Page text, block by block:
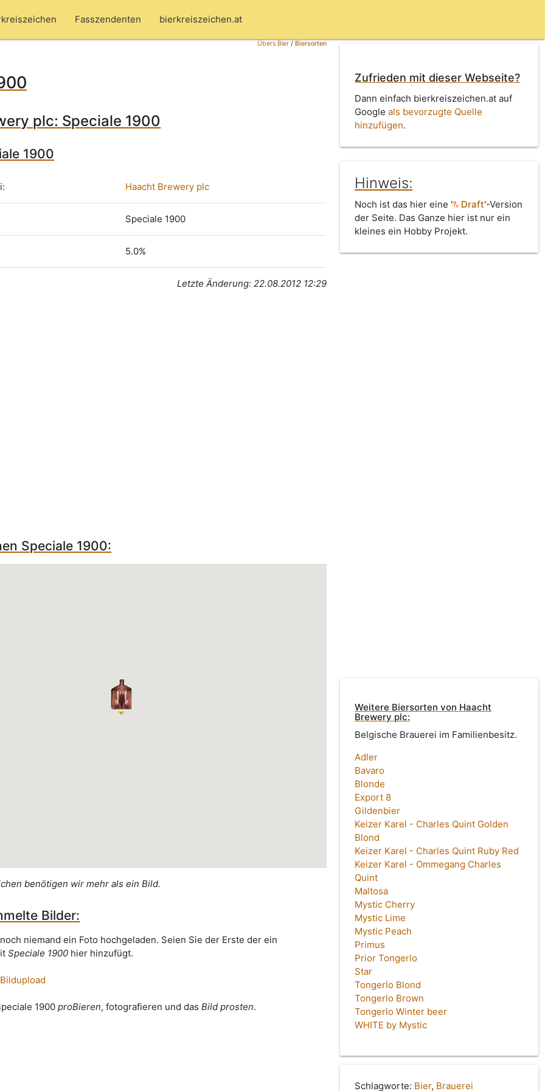
Fasszendenten bierkreiszeichen.at
Übers Bier/Biersorten
plc: Speciale 1900
1900
Haacht Brewery plc
Speciale 1900
5.0%
Letzte Änderung: 22.08.2012 12:29
Zufrieden mit dieser Webseite?
Dann einfach bierkreiszeichen.at auf
Googleals bevorzugte Quelle
hinzufügen.
Hinweis:
Noch ist das hier eine ' Draft'-Version
der Seite. Das Ganze hier ist nur ein
kleines ein Hobby Projekt.
Speciale 1900:
benötigen wir mehr als ein Bild.
Bilder:
niemand ein Foto hochgeladen. Seien Sie der Erste der ein
Speciale 1900 hier hinzufügt.
1900proBieren, fotografieren und dasBild prosten.
Weitere Biersorten von Haacht
Brewery plc:
Belgische Brauerei im Familienbesitz.
Adler
Bavaro
Blonde
Export 8
Gildenbier
Keizer Karel - Charles Quint Golden
Blond
Keizer Karel - Charles Quint Ruby Red
Keizer Karel - Ommegang Charles
Quint
Maltosa
Mystic Cherry
Mystic Lime
Mystic Peach
Primus
Prior Tongerlo
Star
Tongerlo Blond
Tongerlo Brown
Tongerlo Winter beer
WHITE by Mystic
Schlagworte: Bier, Brauerei